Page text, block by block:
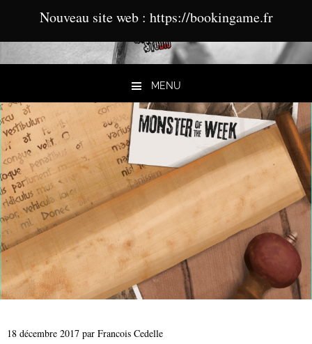
MENU
Aller au contenu
18 décembre 2017 par Francois Cedelle
Nouveau site web : https://bookingame.fr